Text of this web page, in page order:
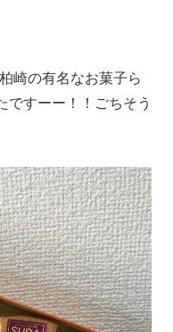
崎の有名なお菓子ら
ですーー！！ごちそう